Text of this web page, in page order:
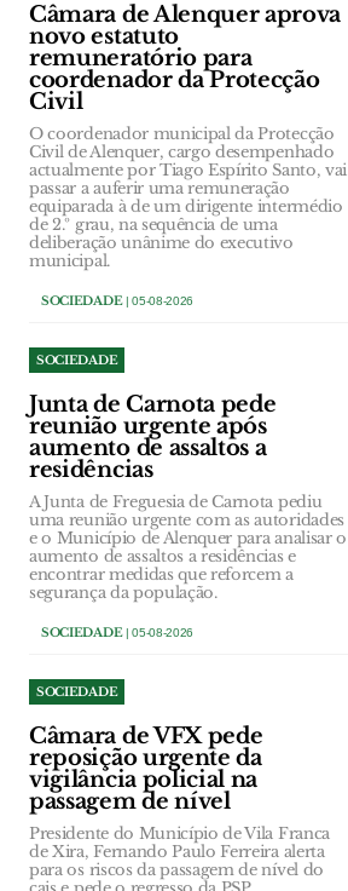
Câmara de Alenquer aprova
novo estatuto
remuneratório para
coordenador da Protecção
Civil
O coordenador municipal da Protecção
Civil de Alenquer, cargo desempenhado
actualmente por Tiago Espírito Santo, vai
passar a auferir uma remuneração
equiparada à de um dirigente intermédio
de 2.º grau, na sequência de uma
deliberação unânime do executivo
municipal.
SOCIEDADE| 05-08-2026
SOCIEDADE
Junta de Carnota pede
reunião urgente após
aumento de assaltos a
residências
A Junta de Freguesia de Carnota pediu
uma reunião urgente com as autoridades
e o Município de Alenquer para analisar o
aumento de assaltos a residências e
encontrar medidas que reforcem a
segurança da população.
SOCIEDADE| 05-08-2026
SOCIEDADE
Câmara de VFX pede
reposição urgente da
vigilância policial na
passagem de nível
Presidente do Município de Vila Franca
de Xira, Fernando Paulo Ferreira alerta
para os riscos da passagem de nível do